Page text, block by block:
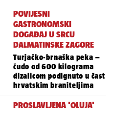
POVIJESNI
GASTRONOMSKI
DOGAĐAJ U SRCU
DALMATINSKE ZAGORE
Turjačko-brnaška peka –
čudo od 600 kilograma
dizalicom podignuto u čast
hrvatskim braniteljima
PROSLAVLJENA 'OLUJA'